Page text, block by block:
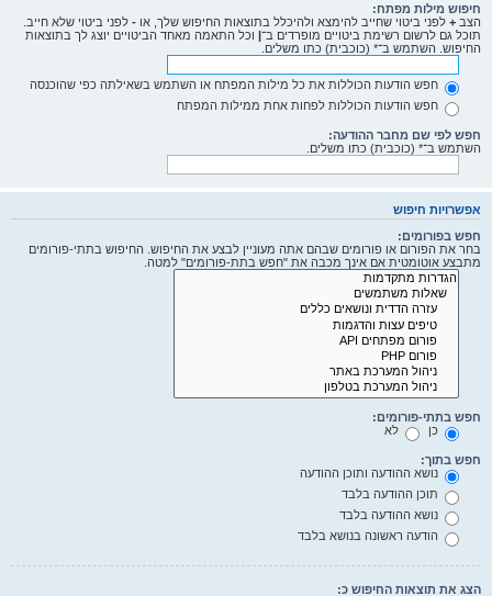
חיפוש מילות מפתח:
הצב + לפני ביטוי שחייב להימצא ולהיכלל בתוצאות החיפוש שלך, או - לפני ביטוי שלא חייב.
תוכל גם לרשום רשימת ביטויים מופרדים ב־| וכל התאמה מאחד הביטויים יוצג לך בתוצאות
החיפוש. השתמש ב־* (כוכבית) כתו משלים.
חפש הודעות הכוללות את כל מילות המפתח או השתמש בשאילתה כפי שהוכנסה
חפש הודעות הכוללות לפחות אחת ממילות המפתח
חפש לפי שם מחבר ההודעה:
השתמש ב־* (כוכבית) כתו משלים.
אפשרויות חיפוש
חפש בפורומים:
בחר את הפורום או פורומים שבהם אתה מעוניין לבצע את החיפוש. החיפוש בתתי-פורומים
מתבצע אוטומטית אם אינך מכבה את "חפש בתת-פורומים" למטה.
חפש בתתי-פורומים:
כן
לא
חפש בתוך:
נושא ההודעה ותוכן ההודעה
תוכן ההודעה בלבד
נושא ההודעה בלבד
הודעה ראשונה בנושא בלבד
הצג את תוצאות החיפוש כ: